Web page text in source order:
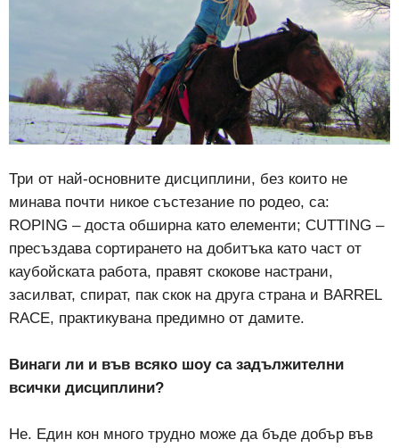
Три от най-основните дисциплини, без които не
минава почти никое състезание по родео, са:
ROPING – доста обширна като елементи; CUTTING –
пресъздава сортирането на добитъка като част от
каубойската работа, правят скокове настрани,
засилват, спират, пак скок на друга страна и BARREL
RACE, практикувана предимно от дамите.
Винаги ли и във всяко шоу са задължителни
всички дисциплини?
Не. Един кон много трудно може да бъде добър във